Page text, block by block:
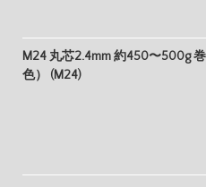
M24 丸芯2.4mm 約450〜500g
色） (M24)